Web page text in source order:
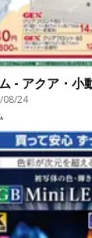
- アクア・小
08/24